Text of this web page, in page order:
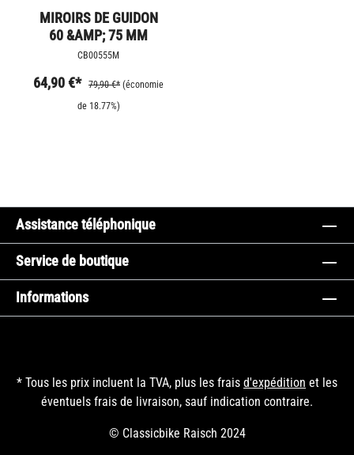
MIROIRS DE GUIDON
60 &AMP; 75 MM
CB00555M
64,90 €* 79,90 €* (économie
de 18.77%)
Assistance téléphonique
Service de boutique
Informations
* Tous les prix incluent la TVA, plus les frais d'expédition et les
éventuels frais de livraison, sauf indication contraire.
© Classicbike Raisch 2024